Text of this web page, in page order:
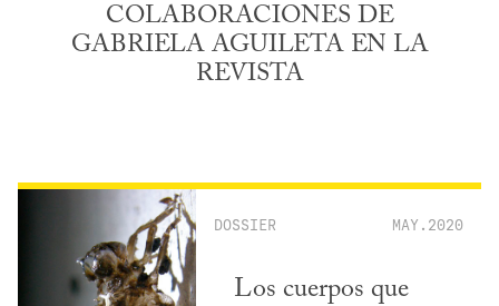
COLABORACIONES DE
GABRIELA AGUILETA EN LA
REVISTA
DOSSIER MAY.2020
Los cuerpos que